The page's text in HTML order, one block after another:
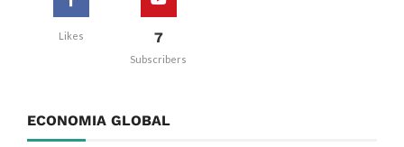
Likes 7
Subscribers
ECONOMIA GLOBAL